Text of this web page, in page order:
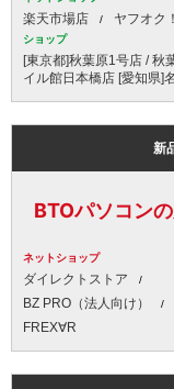
楽天市場店 ヤフオク
ショップ
[東京都]秋葉原1号店 / 秋
イル館日本橋店 [愛知県]
新
BTOパソコン
ネットショップ
ダイレクトストア
BZ PRO（法人向け）
FREX∀R